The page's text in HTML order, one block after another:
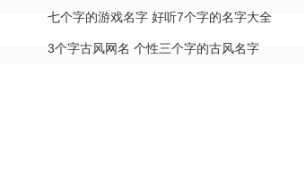
七个字的游戏名字 好听7个字的名字大全
3个字古风网名 个性三个字的古风名字